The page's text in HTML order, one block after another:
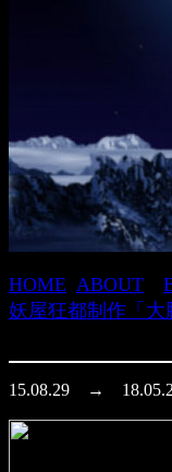
HOME ABOUT
妖屋狂都制作「大
15.08.29 →